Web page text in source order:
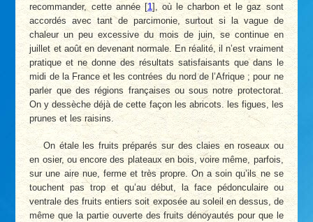
recommander, cette année[1], où le charbon et le gaz sont
accordés avec tant de parcimonie, surtout si la vague de
chaleur un peu excessive du mois de juin, se continue en
juillet et août en devenant normale. En réalité, il n’est vraiment
pratique et ne donne des résultats satisfaisants que dans le
midi de la France et les contrées du nord de l’Afrique ; pour ne
parler que des régions françaises ou sous notre protectorat.
On y dessèche déjà de cette façon les abricots. les figues, les
prunes et les raisins.
On étale les fruits préparés sur des claies en roseaux ou
en osier, ou encore des plateaux en bois, voire même, parfois,
sur une aire nue, ferme et très propre. On a soin qu’ils ne se
touchent pas trop et qu’au début, la face pédonculaire ou
ventrale des fruits entiers soit exposée au soleil en dessus, de
même que la partie ouverte des fruits dénoyautés pour que le